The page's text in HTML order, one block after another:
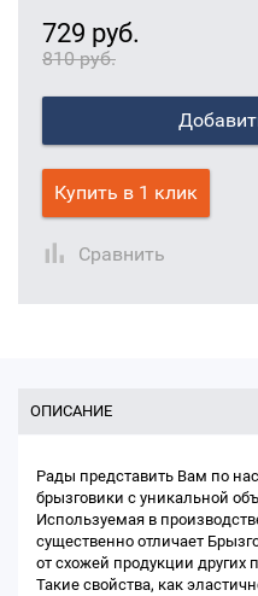
729 руб.
810 руб.
Купить в 1 клик
Сравнить
ОПИСАНИЕ
Рады представить Вам по
брызговики с уникальной
Используемая в
существенно отличает
от схожей продукции других
Такие свойства, как